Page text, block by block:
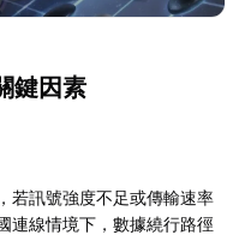
鍵因素
若訊號強度不足或傳輸速率
連線情境下，數據繞行路徑